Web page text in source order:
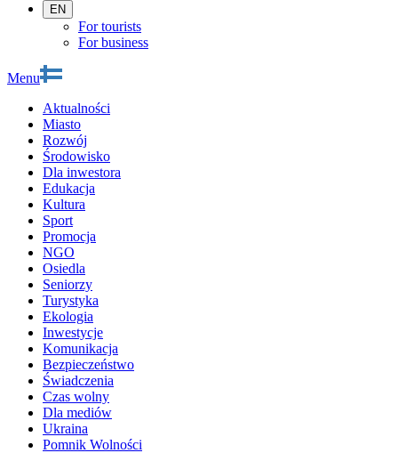
EN
For tourists
For business
Menu
Aktualności
Miasto
Rozwój
Środowisko
Dla inwestora
Edukacja
Kultura
Sport
Promocja
NGO
Osiedla
Seniorzy
Turystyka
Ekologia
Inwestycje
Komunikacja
Bezpieczeństwo
Świadczenia
Czas wolny
Dla mediów
Ukraina
Pomnik Wolności